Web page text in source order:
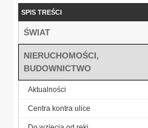
SPIS TREŚCI
ŚWIAT
NIERUCHOMOŚCI,
BUDOWNICTWO
Aktualności
Centra kontra ulice